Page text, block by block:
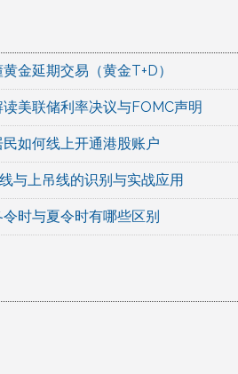
金延期交易（黄金T+D）
美联储利率决议与FOMC声明
如何线上开通港股账户
与上吊线的识别与实战应用
时与夏令时有哪些区别